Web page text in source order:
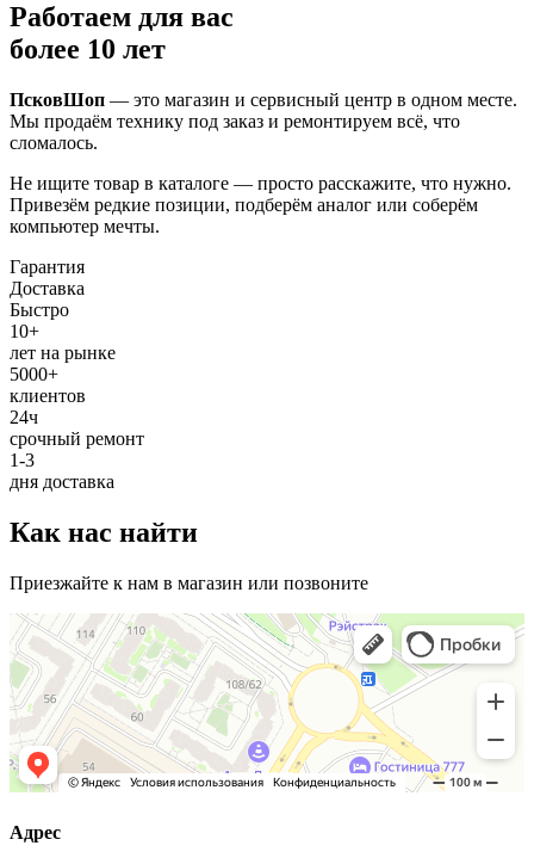
Работаем для вас
более 10 лет
ПсковШоп — это магазин и сервисный центр в одном месте.
Мы продаём технику под заказ и ремонтируем всё, что
сломалось.
Не ищите товар в каталоге — просто расскажите, что нужно.
Привезём редкие позиции, подберём аналог или соберём
компьютер мечты.
Гарантия
Доставка
Быстро
10+
лет на рынке
5000+
клиентов
24ч
срочный ремонт
1-3
дня доставка
Как нас найти
Приезжайте к нам в магазин или позвоните
Адрес